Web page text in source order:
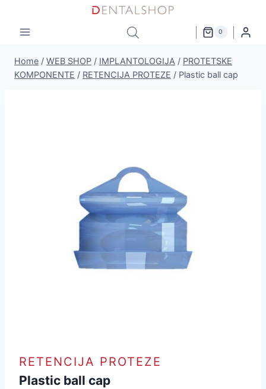
content
0
Home / WEB SHOP / IMPLANTOLOGIJA / PROTETSKE
KOMPONENTE / RETENCIJA PROTEZE / Plastic ball cap
RETENCIJA PROTEZE
Plastic ball cap